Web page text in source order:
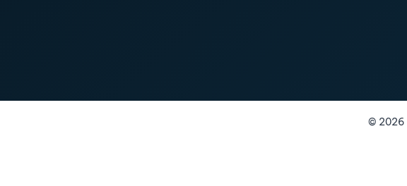
© 2026